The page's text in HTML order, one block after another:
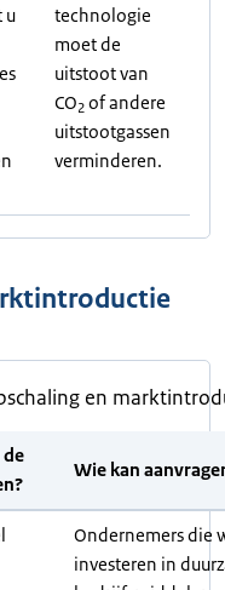
u
technologie
moet de
uitstoot van
CO2 of andere
uitstootgassen
verminderen.
en
Wie kan
Ondernemers die
investeren in